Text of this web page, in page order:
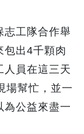
志工隊合作舉
包出4千顆肉
人員在這三天
場幫忙，並一
為公益來盡一